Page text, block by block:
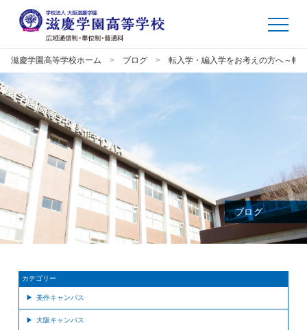
滋慶学園高等学校ホーム ブログ 転入学・編入学をお考えの方へ～転
ブログ
カテゴリー
美作キャンパス
大阪キャンパス